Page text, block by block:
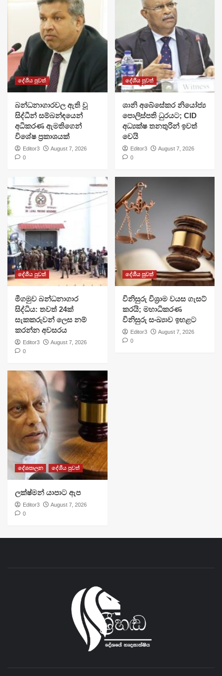
දේශීය පුවත්
බන්ධනාගාරවල ඇති වූ
සිද්ධීන් සම්බන්ඳයෙන්
අධිකරණ ඇමතිගෙන්
විශේෂ ප්‍රකාශයක්
Editor3
August 7, 2026
0
දේශීය පුවත්
ශානි අබේසේකර නියෝජ්‍ය
පොලිස්පති ධුරයට; CID
අධ්‍යක්ෂ තනතුරින් ඉවත්
වෙයි
Editor3
August 7, 2026
0
දේශීය පුවත්
මීගමුව බන්ධනාගාර
සිද්ධිය: තවත් 24ක්
සැකකරුවන් ලෙස නම්
කරන්න අවසරය
Editor3
August 7, 2026
0
දේශීය පුවත්
විනිසුරු විශ්‍රාම වයස ගැසට්
කරයි; මහාධිකරණ
විනිසුරු සංඛ්‍යාව ඉහළට
Editor3
August 7, 2026
0
දේශපාලන දේශීය පුවත්
ලක්ෂ්මන් යාපාට ඇප
Editor3
August 7, 2026
0